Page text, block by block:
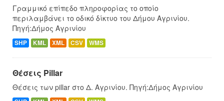
Γραμμικό επίπεδο πληροφορίας το οποίο
περιλαμβάνει το οδικό δίκτυο του Δήμου Αγρινίου.
Πηγή:Δήμος Αγρινίου
SHP KML XML CSV WMS
Θέσεις Pillar
Θέσεις των pillar στο Δ. Αγρινίου. Πηγή:Δήμος Αγρινίου